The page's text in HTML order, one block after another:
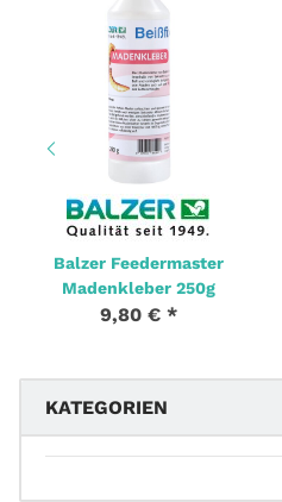
Balzer Feedermaster
Madenkleber 250g
9,80 € *
KATEGORIEN